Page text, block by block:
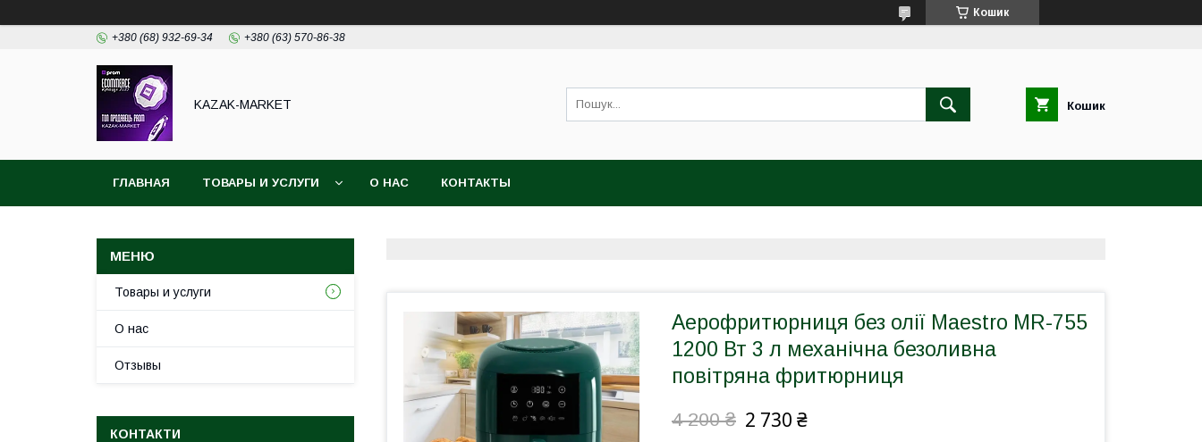
Кошик
+380 (68) 932-69-34 +380 (63) 570-86-38
KAZAK-MARKET Кошик
ГЛАВНАЯ ТОВАРЫ И УСЛУГИ О НАС КОНТАКТЫ
Аерофритюрниця без олії Maestro MR-755
1200 Вт 3 л механічна безоливна
повітряна фритюрниця
4 200 ₴ 2 730 ₴
Товары и услуги
О нас
Отзывы
КОНТАКТИ